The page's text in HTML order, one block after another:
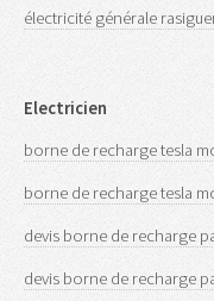
électricité générale
Electricien
borne de recharge tesla
borne de recharge tesla
devis borne de recharge
devis borne de recharge